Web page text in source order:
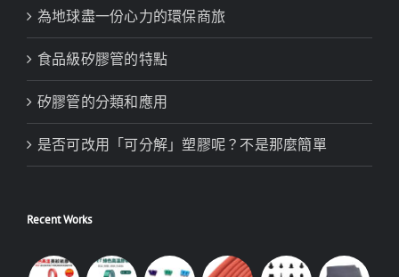
為地球盡一份心力的環保商旅
食品級矽膠管的特點
矽膠管的分類和應用
是否可改用「可分解」塑膠呢？不是那麼簡單
Recent Works